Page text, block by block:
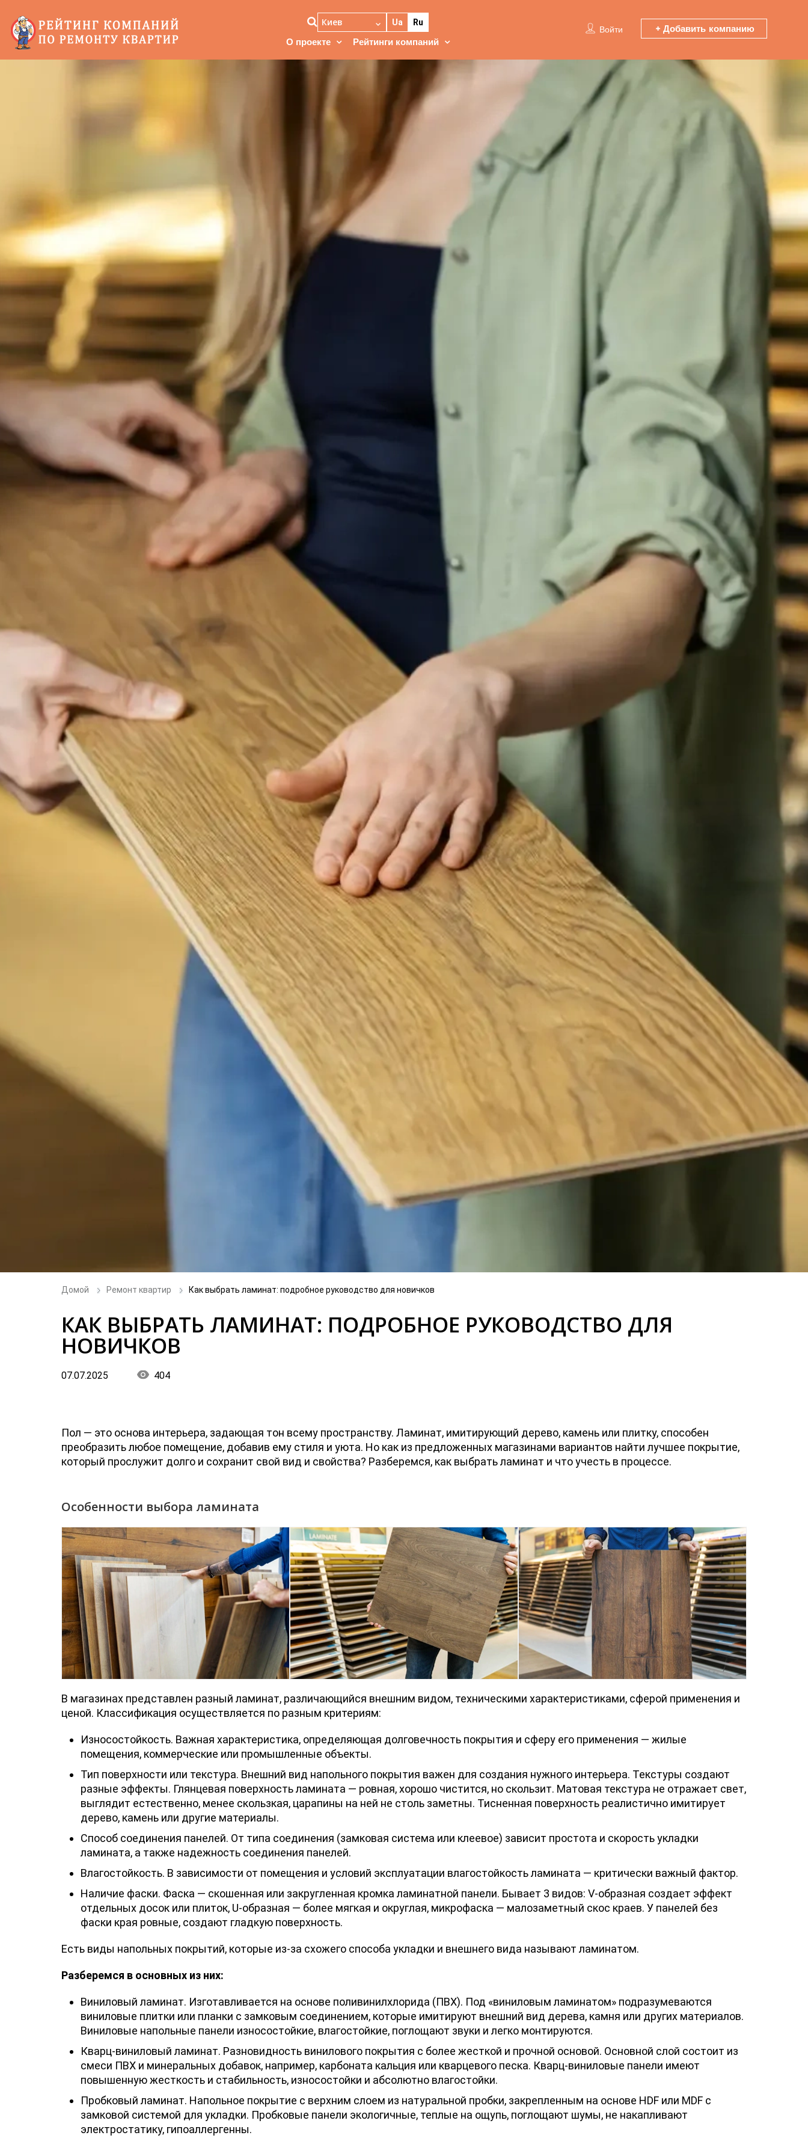
Киев Ua Ru
О проекте Рейтинги компаний
Войти Добавить компанию
Домой Ремонт квартир Как выбрать ламинат: подробное руководство для новичков
КАК ВЫБРАТЬ ЛАМИНАТ: ПОДРОБНОЕ РУКОВОДСТВО ДЛЯ
НОВИЧКОВ
07.07.2025 404
Пол — это основа интерьера, задающая тон всему пространству. Ламинат, имитирующий дерево, камень или плитку, способен
преобразить любое помещение, добавив ему стиля и уюта. Но как из предложенных магазинами вариантов найти лучшее покрытие,
который прослужит долго и сохранит свой вид и свойства? Разберемся, как выбрать ламинат и что учесть в процессе.
Особенности выбора ламината
В магазинах представлен разный ламинат, различающийся внешним видом, техническими характеристиками, сферой применения и
ценой. Классификация осуществляется по разным критериям:
Износостойкость. Важная характеристика, определяющая долговечность покрытия и сферу его применения — жилые
помещения, коммерческие или промышленные объекты.
Тип поверхности или текстура. Внешний вид напольного покрытия важен для создания нужного интерьера. Текстуры создают
разные эффекты. Глянцевая поверхность ламината — ровная, хорошо чистится, но скользит. Матовая текстура не отражает свет,
выглядит естественно, менее скользкая, царапины на ней не столь заметны. Тисненная поверхность реалистично имитирует
дерево, камень или другие материалы.
Способ соединения панелей. От типа соединения (замковая система или клеевое) зависит простота и скорость укладки
ламината, а также надежность соединения панелей.
Влагостойкость. В зависимости от помещения и условий эксплуатации влагостойкость ламината — критически важный фактор.
Наличие фаски. Фаска — скошенная или закругленная кромка ламинатной панели. Бывает 3 видов: V-образная создает эффект
отдельных досок или плиток, U-образная — более мягкая и округлая, микрофаска — малозаметный скос краев. У панелей без
фаски края ровные, создают гладкую поверхность.
Есть виды напольных покрытий, которые из-за схожего способа укладки и внешнего вида называют ламинатом.
Разберемся в основных из них:
Виниловый ламинат. Изготавливается на основе поливинилхлорида (ПВХ). Под «виниловым ламинатом» подразумеваются
виниловые плитки или планки с замковым соединением, которые имитируют внешний вид дерева, камня или других материалов.
Виниловые напольные панели износостойкие, влагостойкие, поглощают звуки и легко монтируются.
Кварц-виниловый ламинат. Разновидность винилового покрытия с более жесткой и прочной основой. Основной слой состоит из
смеси ПВХ и минеральных добавок, например, карбоната кальция или кварцевого песка. Кварц-виниловые панели имеют
повышенную жесткость и стабильность, износостойки и абсолютно влагостойки.
Пробковый ламинат. Напольное покрытие с верхним слоем из натуральной пробки, закрепленным на основе HDF или MDF с
замковой системой для укладки. Пробковые панели экологичные, теплые на ощупь, поглощают шумы, не накапливают
электростатику, гипоаллергенны.